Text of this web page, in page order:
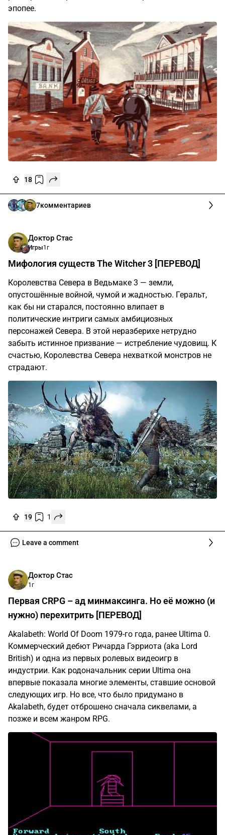
эпопее.
18
7комментариев
Доктор Стас
Игры1г
Мифология существ The Witcher 3 [ПЕРЕВОД]
Королевства Севера в Ведьмаке 3 — земли,
опустошённые войной, чумой и жадностью. Геральт,
как бы ни старался, постоянно влипает в
политические интриги самых амбициозных
персонажей Севера. В этой неразберихе нетрудно
забыть истинное призвание — истребление чудовищ. К
счастью, Королевства Севера нехваткой монстров не
страдают.
19 1
Leave a comment
Доктор Стас
1г
Первая CRPG – ад минмаксинга. Но её можно (и
нужно) перехитрить [ПЕРЕВОД]
Akalabeth: World Of Doom 1979-го года, ранее Ultima 0.
Коммерческий дебют Ричарда Гэрриота (aka Lord
British) и одна из первых ролевых видеоигр в
индустрии. Как родоначальник серии Ultima она
впервые показала многие элементы, ставшие основой
следующих игр. Но все, что было придумано в
Akalabeth, будет отброшено сначала сиквелами, а
позже и всем жанром RPG.